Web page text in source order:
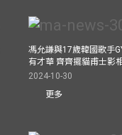
馮允謙與17歲韓國歌手
有才華 齊齊擺貓甫士影
2024-10-30
更多